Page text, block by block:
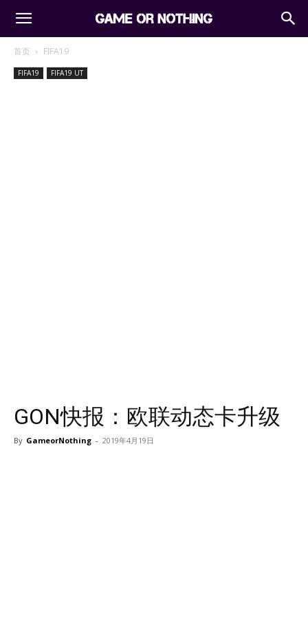
首页 FIFA19
FIFA19 FIFA19 UT
GON快报：欧联动态卡升级
By GameorNothing - 2019年4月19日